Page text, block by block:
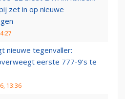
zet in op nieuwe
nieuwe tegenvaller:
eerste 777-9’s te
13:36